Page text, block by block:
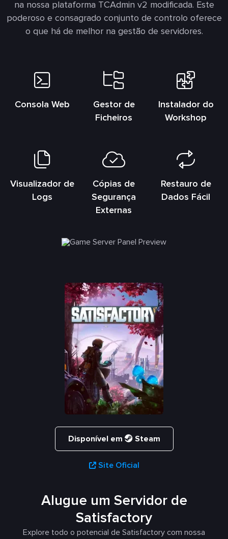
na nossa plataforma TCAdmin v2 modificada. Este
poderoso e consagrado conjunto de controlo oferece
o que há de melhor na gestão de servidores.
Consola Web
Gestor de
Ficheiros
Instalador do
Workshop
Visualizador de
Logs
Cópias de
Segurança
Externas
Restauro de
Dados Fácil
Disponível em Steam
Site Oficial
Alugue um Servidor de
Satisfactory
Explore todo o potencial de Satisfactory com nossa